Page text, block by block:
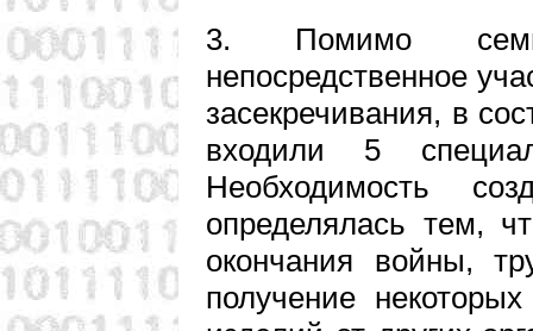
3. Помимо
непосредственное
засекречивания, в
входили 5
Необходимость
определялась тем,
окончания войны,
получение